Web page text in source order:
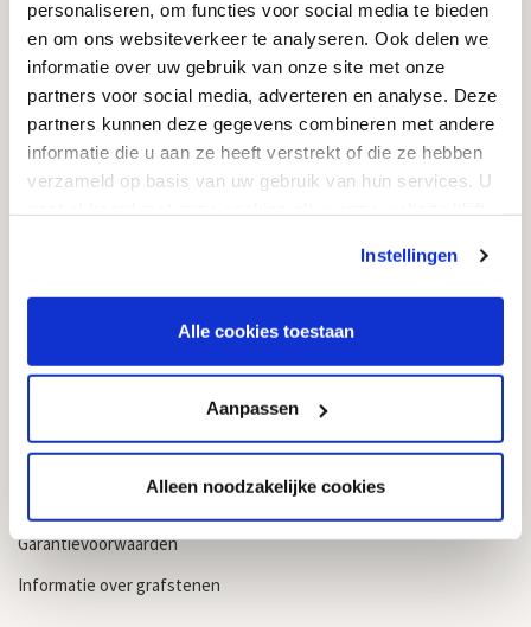
personaliseren, om functies voor social media te bieden
en om ons websiteverkeer te analyseren. Ook delen we
informatie over uw gebruik van onze site met onze
partners voor social media, adverteren en analyse. Deze
partners kunnen deze gegevens combineren met andere
informatie die u aan ze heeft verstrekt of die ze hebben
verzameld op basis van uw gebruik van hun services. U
Instellingen
Alle cookies toestaan
Aanpassen
Alleen noodzakelijke cookies
Veelgestelde vragen
Toonzalen
Kosten grafstenen
Kwaliteit
Garantie & service
Grafsteen kopen
Algemene voorwaarden
Garantievoorwaarden
Informatie over grafstenen